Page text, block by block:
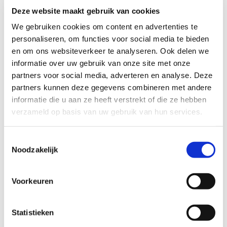
Deze website maakt gebruik van cookies
We gebruiken cookies om content en advertenties te
personaliseren, om functies voor social media te bieden
en om ons websiteverkeer te analyseren. Ook delen we
informatie over uw gebruik van onze site met onze
partners voor social media, adverteren en analyse. Deze
partners kunnen deze gegevens combineren met andere
informatie die u aan ze heeft verstrekt of die ze hebben
verzameld op basis van uw gebruik van hun services.
Noodzakelijk
Voorkeuren
Statistieken
te pakken. “Het bespaart tijd en maakt mijn werk zoveel
makkelijker. Ik had het jaren eerder moeten doen!”
Durf jij ook de stap te zetten?
Het verhaal van Anita laat zien hoe waardevol het is om je
te blijven ontwikkelen. Zelfs na een lange carrière is er
altijd ruimte om te groeien. Anita is inmiddels zelfs
personeelszaken. Het is fijn om te blijven ontwikkelen.”
Heb jij ook het gevoel dat je nog kunt bijleren? Twijfel niet,
profijt van. Het geeft je zelfvertrouwen en het helpt je om